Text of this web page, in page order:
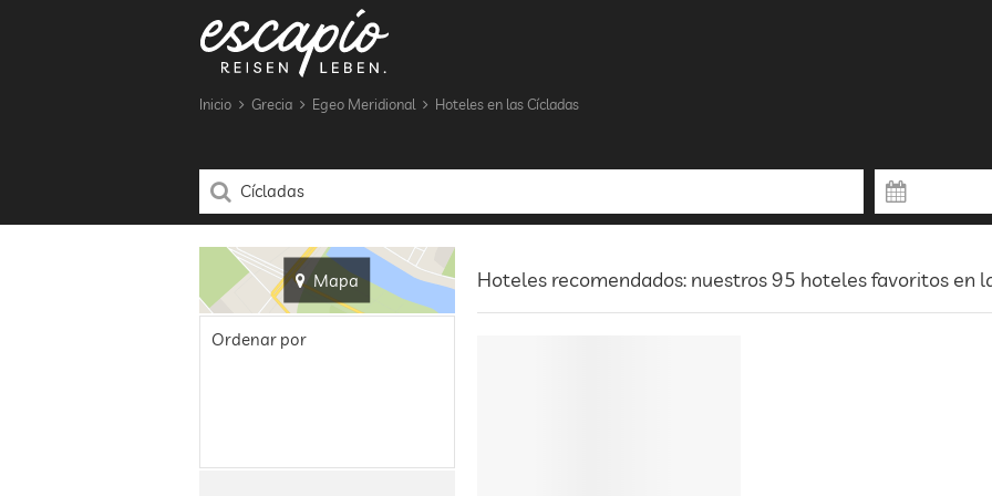
Inicio Grecia Egeo Meridional Hoteles en las Cícladas
Mapa Hoteles recomendados: nuestros 95 hoteles favoritos en
Ordenar por